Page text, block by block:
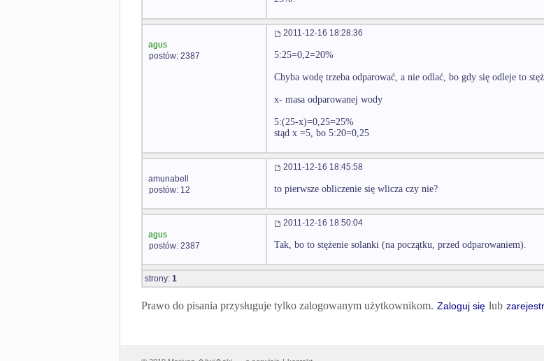
agus
postów: 2387
2011-12-16 18:28:36
5:25=0,2=20%
Chyba wodę trzeba odparować, a nie odlać, bo gdy się odleje to
x- masa odparowanej wody
5:(25-x)=0,25=25%
stąd x =5, bo 5:20=0,25
amunabell
postów: 12
2011-12-16 18:45:58
to pierwsze obliczenie się wlicza czy nie?
agus
postów: 2387
2011-12-16 18:50:04
Tak, bo to stężenie solanki (na początku, przed odparowaniem).
strony: 1
Prawo do pisania przysługuje tylko zalogowanym użytkownikom. Zaloguj się lub